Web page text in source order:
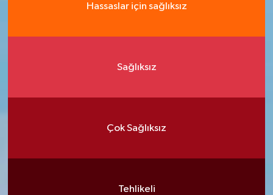
Hassaslar için sağlıksız
Sağlıksız
Çok Sağlıksız
Tehlikeli